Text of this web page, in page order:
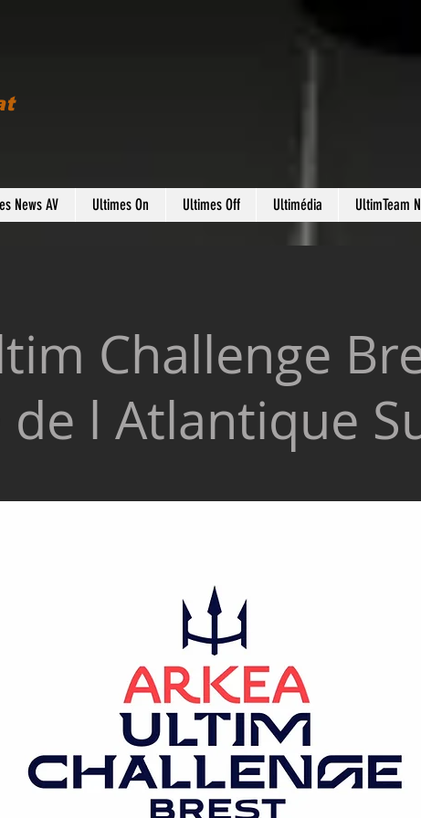
News AV Ultimes On Ultimes Off Ultimédia UltimTeam
Challenge
de l Atlantique